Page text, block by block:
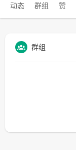
动态 群组 赞
群组